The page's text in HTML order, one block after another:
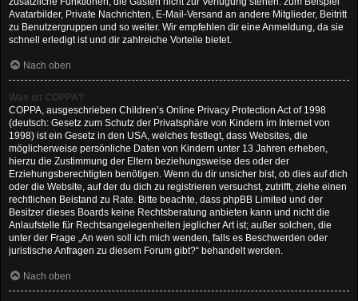
Avatarbilder, Private Nachrichten, E-Mail-Versand an andere Mitglieder, Beitritt
zu Benutzergruppen und so weiter. Wir empfehlen dir eine Anmeldung, da sie
schnell erledigt ist und dir zahlreiche Vorteile bietet.
Nach oben
Was ist COPPA?
COPPA, ausgeschrieben Children’s Online Privacy Protection Act of 1998
(deutsch: Gesetz zum Schutz der Privatsphäre von Kindern im Internet von
1998) ist ein Gesetz in den USA, welches festlegt, dass Websites, die
möglicherweise persönliche Daten von Kindern unter 13 Jahren erheben,
hierzu die Zustimmung der Eltern beziehungsweise des oder der
Erziehungsberechtigten benötigen. Wenn du dir unsicher bist, ob dies auf dich
oder die Website, auf der du dich zu registrieren versuchst, zutrifft, ziehe einen
rechtlichen Beistand zu Rate. Bitte beachte, dass phpBB Limited und der
Besitzer dieses Boards keine Rechtsberatung anbieten kann und nicht die
Anlaufstelle für Rechtsangelegenheiten jeglicher Art ist; außer solchen, die
unter der Frage „An wen soll ich mich wenden, falls es Beschwerden oder
juristische Anfragen zu diesem Forum gibt?“ behandelt werden.
Nach oben